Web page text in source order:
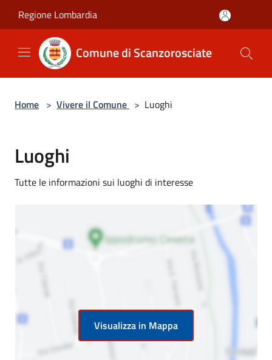
Regione Lombardia
Comune di Scanzorosciate
Home > Vivere il Comune > Luoghi
Luoghi
Tutte le informazioni sui luoghi di interesse
Visualizza in Mappa